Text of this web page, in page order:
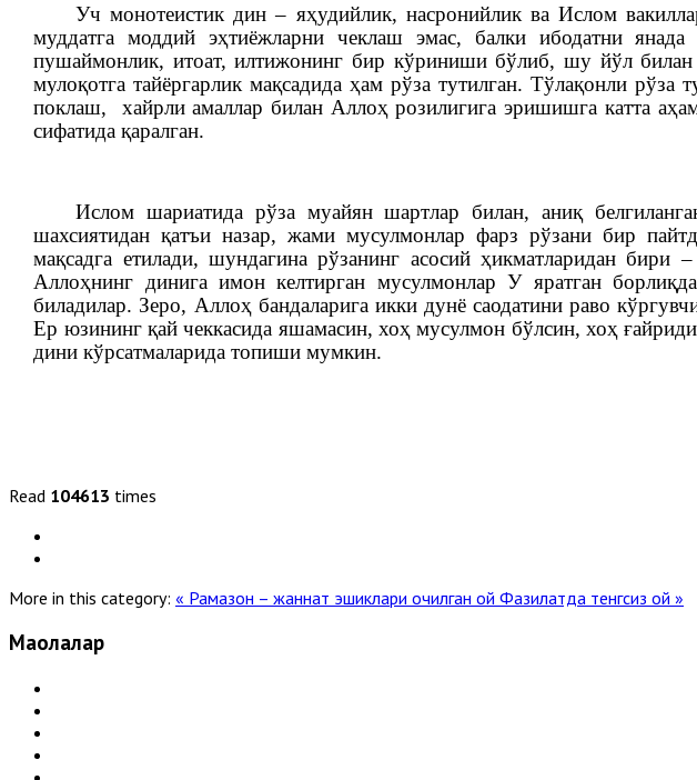
Уч монотеистик дин – яҳудийлик, насронийлик ва Ислом
муддатга моддий эҳтиёжларни чеклаш эмас, балки ибодатни
пушаймонлик, итоат, илтижонинг бир кўриниши бўлиб, шу йўл
мулоқотга тайёргарлик мақсадида ҳам рўза тутилган. Тўлақонли
поклаш, хайрли амаллар билан Аллоҳ розилигига эришишга катта
сифатида қаралган.
Ислом шариатида рўза муайян шартлар билан, аниқ
шахсиятидан қатъи назар, жами мусулмонлар фарз рўзани бир
мақсадга етилади, шундагинарўзанинг асосий ҳикматларидан бири
Аллоҳнинг динига имон келтирган мусулмонлар У яратган
биладилар. Зеро, Аллоҳ бандаларига икки дунё саодатини раво
Ер юзининг қай чеккасида яшамасин, хоҳ мусулмон бўлсин, хоҳ
дини кўрсатмаларида топиши мумкин.
Read 104613 times
More in this category: « Рамазон – жаннат эшиклари очилган ой Фазилатда тенгсиз ой »
Мақолалар